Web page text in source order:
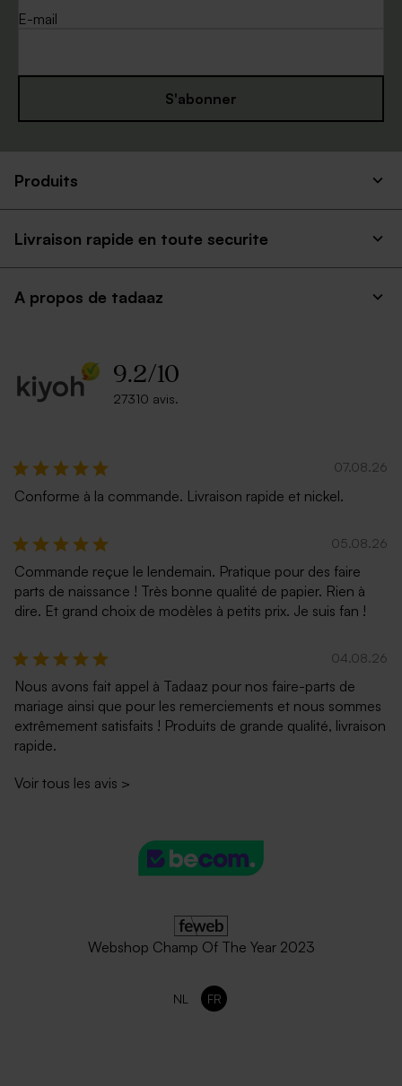
autocollante
Enveloppe blanche
rectangle
Enveloppe rectangulaire gris
argent
Enveloppe blanc cassé
autocollante
E-mail
S'abonner
Produits
Livraison rapide en toute securite
A propos de tadaaz
9.2/10
27310 avis.
07.08.26
Conforme à la commande. Livraison rapide et nickel.
05.08.26
Commande reçue le lendemain. Pratique pour des faire
parts de naissance ! Très bonne qualité de papier. Rien à
dire. Et grand choix de modèles à petits prix. Je suis fan !
04.08.26
Nous avons fait appel à Tadaaz pour nos faire-parts de
mariage ainsi que pour les remerciements et nous sommes
extrêmement satisfaits ! Produits de grande qualité, livraison
rapide.
Voir tous les avis >
Webshop Champ Of The Year 2023
NL FR